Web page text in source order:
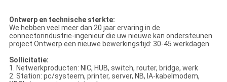
Ontwerp en technische sterkte:
We hebben veel meer dan 20 jaar ervaring in de
connectorindustrie-ingenieur die uw nieuwe kan ondersteunen
project.Ontwerp een nieuwe bewerkingstijd: 30-45 werkdagen
Sollicitatie:
1. Netwerkproducten: NIC, HUB, switch, router, bridge, werk
2. Station: pc/systeem, printer, server, NB, IA-kabelmodem,